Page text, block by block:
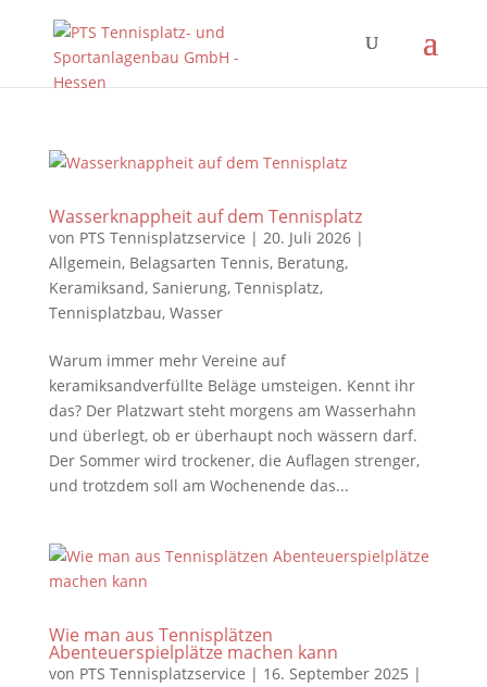
Wasserknappheit auf dem Tennisplatz
von PTS Tennisplatzservice | 20. Juli 2026|
Allgemein, Belagsarten Tennis, Beratung,
Keramiksand, Sanierung, Tennisplatz,
Tennisplatzbau, Wasser
Warum immer mehr Vereine auf
keramiksandverfüllte Beläge umsteigen. Kennt ihr
das? Der Platzwart steht morgens am Wasserhahn
und überlegt, ob er überhaupt noch wässern darf.
Der Sommer wird trockener, die Auflagen strenger,
und trotzdem soll am Wochenende das...
Wie man aus Tennisplätzen
Abenteuerspielplätze machen kann
von PTS Tennisplatzservice | 16. September 2025 |